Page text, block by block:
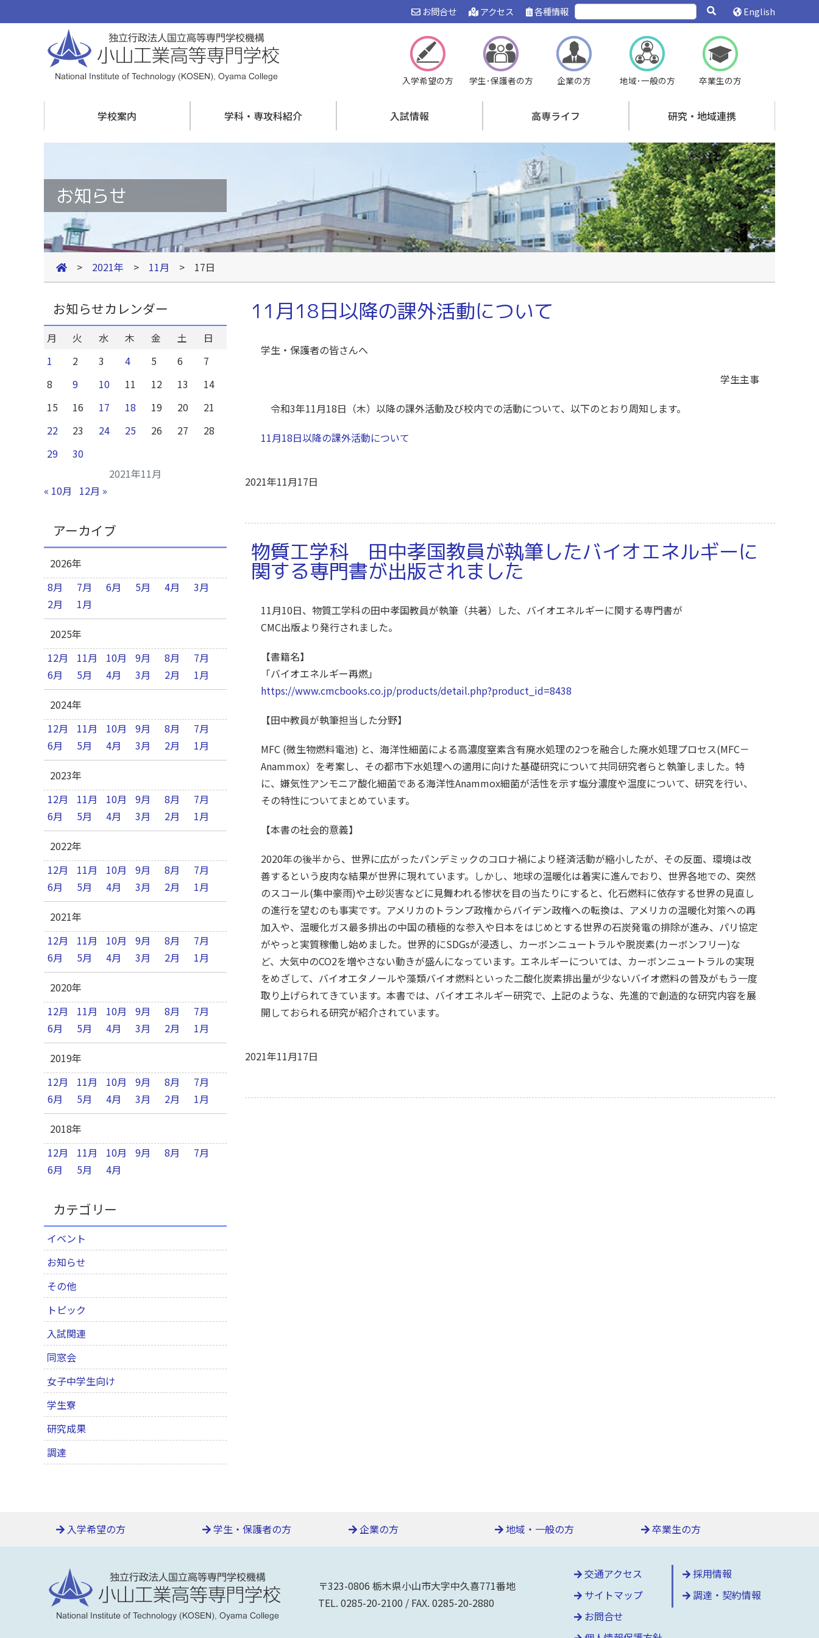
English
各種情報
アクセス
お問合せ
入学希望の方 学生･保護者の方 企業の方 地域･一般の方 卒業生の方
学校案内 学科・専攻科紹介 入試情報 高専ライフ 研究・地域連携
お知らせ
> 2021年 > 11月 > 17日
11月18日以降の課外活動について
学生・保護者の皆さんへ
学生主事
令和3年11月18日（木）以降の課外活動及び校内での活動について、以下のとおり周知します。
11月18日以降の課外活動について
2021年11月17日
物質工学科 田中孝国教員が執筆したバイオエネルギーに
関する専門書が出版されました
11月10日、物質工学科の田中孝国教員が執筆（共著）した、バイオエネルギーに関する専門書が
CMC出版より発行されました。
【書籍名】
「バイオエネルギー再燃」
https://www.cmcbooks.co.jp/products/detail.php?product_id=8438
【田中教員が執筆担当した分野】
MFC (微生物燃料電池) と、海洋性細菌による高濃度窒素含有廃水処理の2つを融合した廃水処理プロセス(MFC－
Anammox）を考案し、その都市下水処理への適用に向けた基礎研究について共同研究者らと執筆しました。特
に、嫌気性アンモニア酸化細菌である海洋性Anammox細菌が活性を示す塩分濃度や温度について、研究を行い、
その特性についてまとめています。
【本書の社会的意義】
2020年の後半から、世界に広がったパンデミックのコロナ禍により経済活動が縮小したが、その反面、環境は改
善するという皮肉な結果が世界に現れています。しかし、地球の温暖化は着実に進んでおり、世界各地での、突然
のスコール(集中豪雨)や土砂災害などに見舞われる惨状を目の当たりにすると、化石燃料に依存する世界の見直し
の進行を望むのも事実です。アメリカのトランプ政権からバイデン政権への転換は、アメリカの温暖化対策への再
加入や、温暖化ガス最多排出の中国の積極的な参入や日本をはじめとする世界の石炭発電の排除が進み、パリ協定
がやっと実質稼働し始めました。世界的にSDGsが浸透し、カーボンニュートラルや脱炭素(カーボンフリー)な
ど、大気中のCO2を増やさない動きが盛んになっています。エネルギーについては、カーボンニュートラルの実現
をめざして、バイオエタノールや藻類バイオ燃料といった二酸化炭素排出量が少ないバイオ燃料の普及がもう一度
取り上げられてきています。本書では、バイオエネルギー研究で、上記のような、先進的で創造的な研究内容を展
開しておられる研究が紹介されています。
2021年11月17日
お知らせカレンダー
2021年11月
月 火 水 木 金 土
日
1
2 3 4 5 6
7
8
9 10 11 12 13
14
15
16 17 18 19 20
21
22
23 24 25 26 27
28
29
30
« 10月 12月 »
アーカイブ
2026年
8月
7月 6月 5月 4月
3月
2月
1月
2025年
12月
11月 10月 9月 8月
7月
6月
5月 4月 3月 2月 1月
2024年
12月
11月 10月 9月 8月
7月
6月
5月 4月 3月 2月 1月
2023年
12月
11月 10月 9月 8月
7月
6月
5月 4月 3月 2月 1月
2022年
12月
11月 10月 9月 8月
7月
6月
5月 4月 3月 2月 1月
2021年
12月
11月 10月 9月 8月
7月
6月
5月 4月 3月 2月 1月
2020年
12月
11月 10月 9月 8月
7月
6月
5月 4月 3月 2月 1月
2019年
12月
11月 10月 9月 8月
7月
6月
5月 4月 3月 2月 1月
2018年
12月
11月 10月 9月 8月
7月
6月
5月 4月
カテゴリー
イベント
お知らせ
その他
トピック
入試関連
同窓会
女子中学生向け
学生寮
研究成果
調達
入学希望の方 学生・保護者の方 企業の方 地域・一般の方 卒業生の方
〒323-0806 栃木県小山市大字中久喜771番地
TEL. 0285-20-2100 / FAX. 0285-20-2880
採用情報
調達・契約情報
交通アクセス
サイトマップ
お問合せ